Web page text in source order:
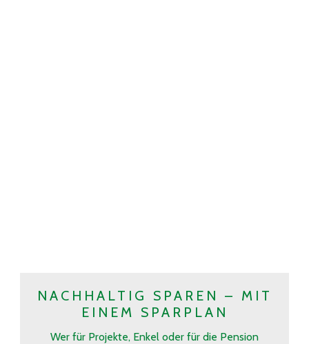
NACHHALTIG SPAREN – MIT
EINEM SPARPLAN
Wer für Projekte, Enkel oder für die Pension